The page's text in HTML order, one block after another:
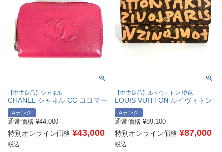
【中古良品】シャネル
CHANEL シャネル CC ココマー
ク ロゴ 財布 小銭入れ ラウンド
ファスナー コインケース レザ
ー レディース ピンク 【中古】
Aランク
通常価格 ¥44,000
特別オンライン価格 ¥43,000
税込
【中古良品】ルイヴィトン 橙色
LOUIS VUITTON ルイヴィトン
M92190 旧モノグラムグラフィ
ティ ポシェットポルトモネクレ
ディ 2つ折り ロングウォレット
長財布 モノグラムグラフィティ
キャンバス レディース オレン
ジ 【中古】
Aランク
通常価格 ¥89,100
特別オンライン価格 ¥87,000
税込